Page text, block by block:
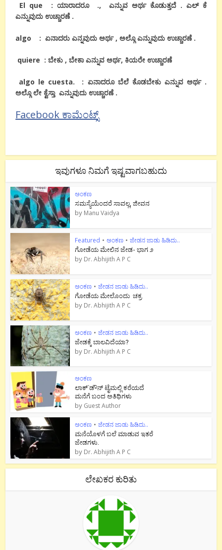
El que : ಯಾರಾದರೂ ., ಎನ್ನುವ ಅರ್ಥ ಕೊಡುತ್ತದೆ . ಎಲ್ ಕೆ
ಎನ್ನುವುದು ಉಚ್ಚಾರಣೆ .
algo : ಏನಾದರು ಎನ್ನವುದು ಅರ್ಥ , ಅಲ್ಗೊ ಎನ್ನುವುದು ಉಚ್ಚಾರಣೆ .
quiere : ಬೇಕು , ಬೇಕಾ ಎನ್ನುವ ಅರ್ಥ, ಕಿಯರೇ ಉಚ್ಚಾರಣೆ
algo le cuesta. : ಏನಾದರೂ ಬೆಲೆ ಕೊಡಬೇಕು ಎನ್ನುವ ಅರ್ಥ .
ಅಲ್ಗೊ ಲೇ ಕ್ವೆಸ್ತಾ ಎನ್ನುವುದು ಉಚ್ಚಾರಣೆ .
Facebook ಕಾಮೆಂಟ್ಸ್
ಇವುಗಳೂ ನಿಮಗೆ ಇಷ್ಟವಾಗಬಹುದು
ಅಂಕಣ
ಸಮಸ್ಯೆಯೆಂದರೆ ಸಾವಲ್ಲ, ಜೀವನ
by Manu Vaidya
Featured • ಅಂಕಣ • ಜೇಡನ ಜಾಡು ಹಿಡಿದು..
ಗೋಡೆಯ ಮೇಲಿನ ಜೇಡ- ಭಾಗ ೨
by Dr. Abhijith A P C
ಅಂಕಣ • ಜೇಡನ ಜಾಡು ಹಿಡಿದು..
ಗೋಡೆಯ ಮೇಲೊಂದು ಚಕ್ರ
by Dr. Abhijith A P C
ಅಂಕಣ • ಜೇಡನ ಜಾಡು ಹಿಡಿದು..
ಜೇಡಕ್ಕೆ ಬಾಲವಿದೆಯಾ?
by Dr. Abhijith A P C
ಅಂಕಣ
ಲಾಕ್`ಡೌನ್ ಟೈಮಲ್ಲಿ ಕರೆಯದೆ
ಮನೆಗೆ ಬಂದ ಅತಿಥಿಗಳು
by Guest Author
ಅಂಕಣ • ಜೇಡನ ಜಾಡು ಹಿಡಿದು..
ಮನೆಯೊಳಗೆ ಬಲೆ ಮಾಡುವ ಇತರೆ
ಜೇಡಗಳು.
by Dr. Abhijith A P C
ಲೇಖಕರ ಕುರಿತು